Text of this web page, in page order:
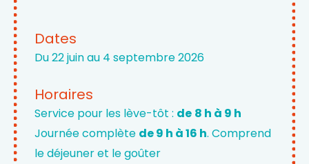
Dates
Du 22 juin au 4 septembre 2026
Horaires
Service pour les lève-tôt : de 8 h à 9 h
Journée complète de 9 h à 16 h. Comprend
le déjeuner et le goûter